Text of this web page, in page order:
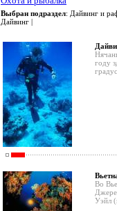
Выбран подраздел: Дайвинг и
Дайвинг |
году
Во
Уэйл